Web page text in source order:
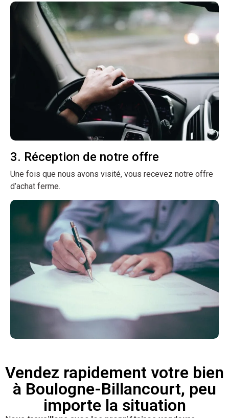
3. Réception de notre offre
Une fois que nous avons visité, vous recevez notre offre
d’achat ferme.
Vendez rapidement votre bien
à Boulogne-Billancourt, peu
importe la situation